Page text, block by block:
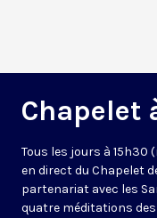
Chapelet
Tous les jours à
en direct du Chapelet
partenariat avec les
quatre méditations